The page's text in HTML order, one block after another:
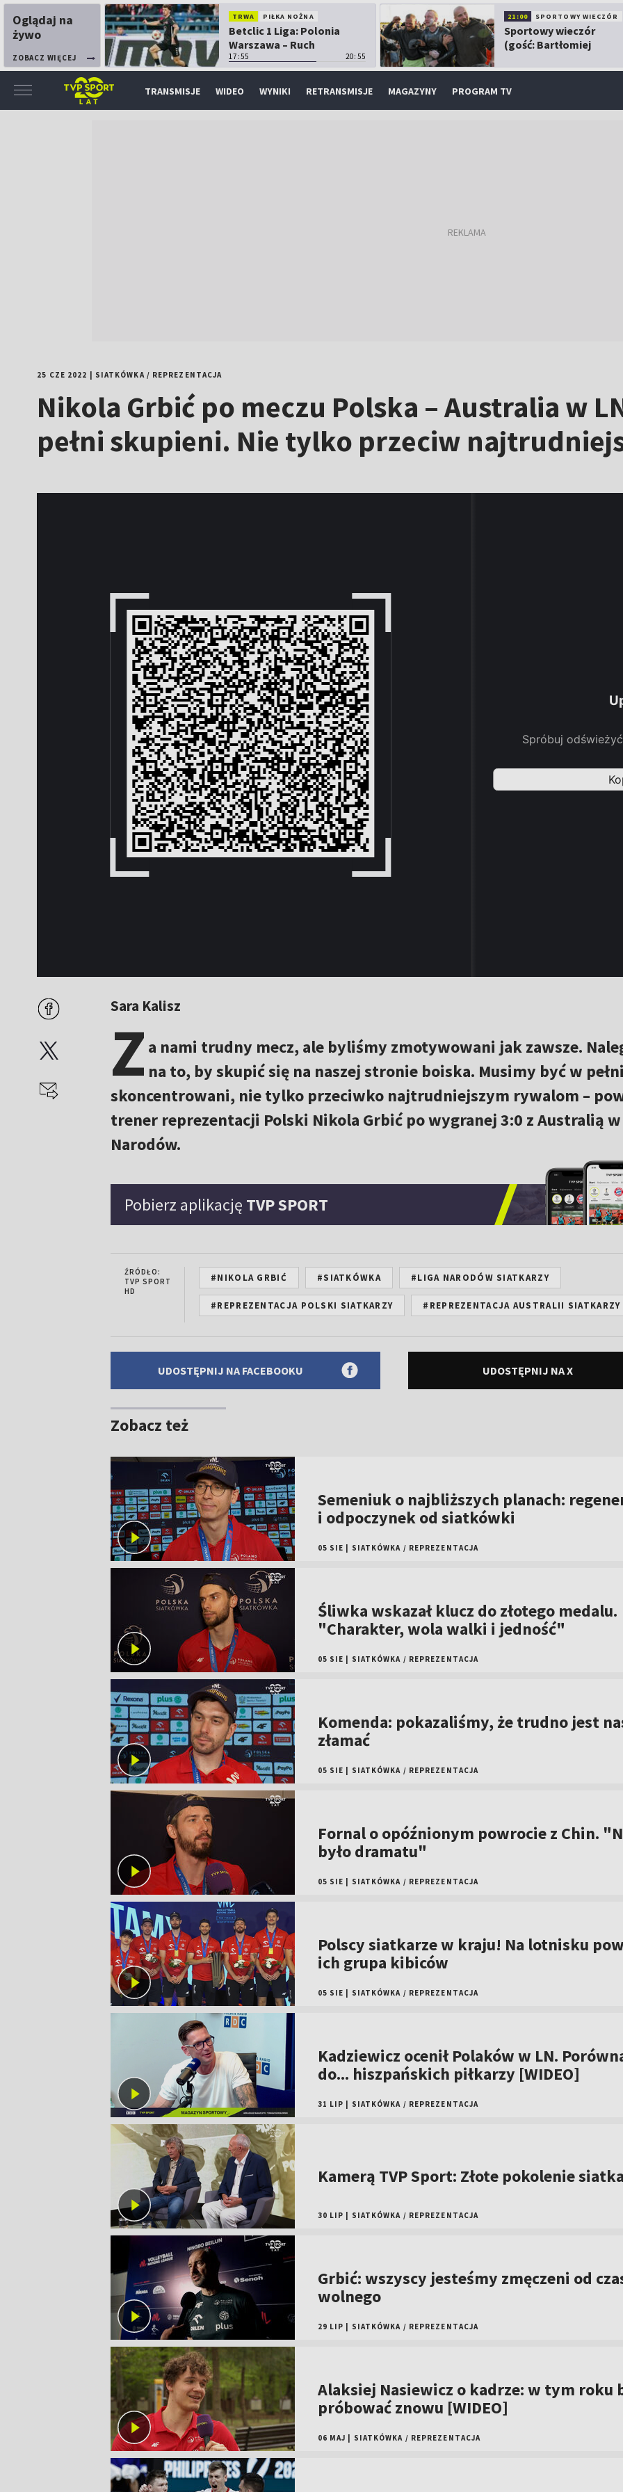
Oglądaj na
żywo
ZOBACZ WIĘCEJ
TRWA PIŁKA NOŻNA
Betclic 1 Liga: Polonia
Warszawa – Ruch
Chorzów
17:55 20:55
21:00 SPORTOWY WIECZÓR
Sportowy wieczór
(gość: Bartłomiej
TRANSMISJE WIDEO WYNIKI RETRANSMISJE MAGAZYNY PROGRAM TV
25 CZE 2022 SIATKÓWKA/ REPREZENTACJA
Nikola Grbić po meczu Polska – Australia w
pełni skupieni. Nie tylko przeciw
Sara Kalisz
Z a nami trudny mecz, ale byliśmy zmotywowani jak zawsze.
na to, by skupić się na naszej stronie boiska. Musimy być w
skoncentrowani, nie tylko przeciwko najtrudniejszym rywalom –
trener reprezentacji Polski Nikola Grbić po wygranej 3:0 z Australią
Narodów.
Pobierz aplikację TVP SPORT
ŹRÓDŁO:
TVP SPORT
HD
#NIKOLA GRBIĆ #SIATKÓWKA #LIGA NARODÓW SIATKARZY
#REPREZENTACJA POLSKI SIATKARZY #REPREZENTACJA AUSTRALII SIATKARZY
UDOSTĘPNIJ NA FACEBOOKU UDOSTĘPNIJ NA X
Zobacz też
Semeniuk o najbliższych planach:
i odpoczynek od siatkówki
05 SIE SIATKÓWKA / REPREZENTACJA
Śliwka wskazał klucz do złotego medalu.
"Charakter, wola walki i jedność"
05 SIE SIATKÓWKA / REPREZENTACJA
Komenda: pokazaliśmy, że trudno jest
złamać
05 SIE SIATKÓWKA / REPREZENTACJA
Fornal o opóźnionym powrocie z Chin.
było dramatu"
05 SIE SIATKÓWKA / REPREZENTACJA
Polscy siatkarze w kraju! Na lotnisku
ich grupa kibiców
05 SIE SIATKÓWKA / REPREZENTACJA
Kadziewicz ocenił Polaków w LN.
do... hiszpańskich piłkarzy [WIDEO]
31 LIP SIATKÓWKA / REPREZENTACJA
Kamerą TVP Sport: Złote pokolenie
30 LIP SIATKÓWKA / REPREZENTACJA
Grbić: wszyscy jesteśmy zmęczeni od
wolnego
29 LIP SIATKÓWKA / REPREZENTACJA
Alaksiej Nasiewicz o kadrze: w tym roku
próbować znowu [WIDEO]
06 MAJ SIATKÓWKA / REPREZENTACJA